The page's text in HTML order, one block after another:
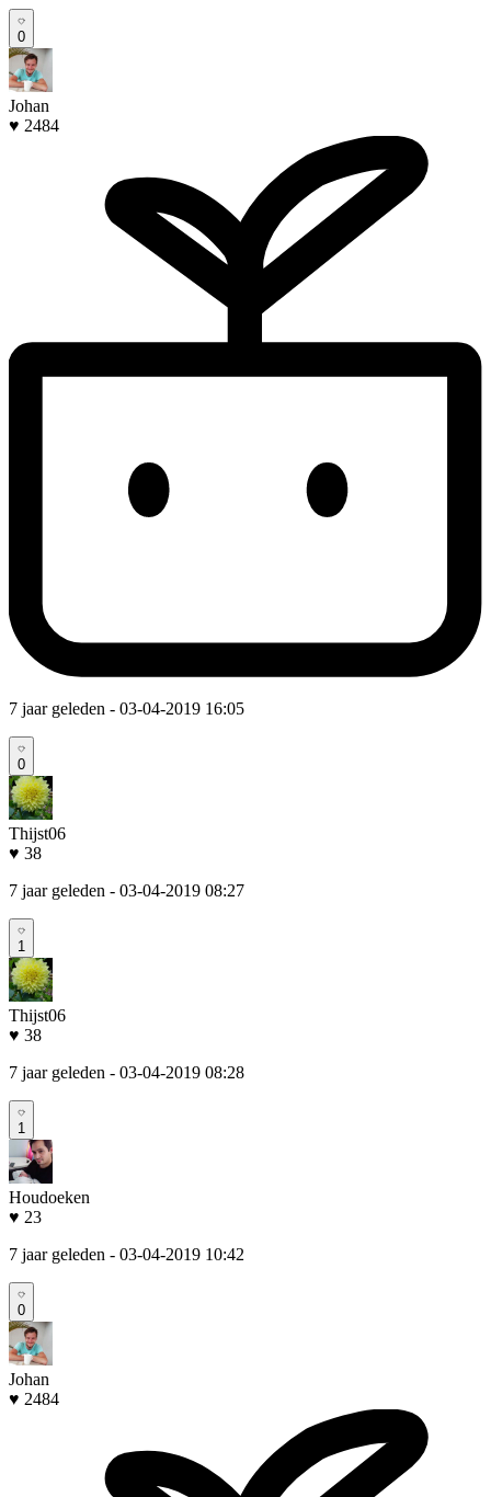
0
Johan
♥ 2484
7 jaar geleden - 03-04-2019 16:05
0
Thijst06
♥ 38
7 jaar geleden - 03-04-2019 08:27
1
Thijst06
♥ 38
7 jaar geleden - 03-04-2019 08:28
1
Houdoeken
♥ 23
7 jaar geleden - 03-04-2019 10:42
0
Johan
♥ 2484